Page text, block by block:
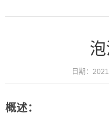
日期：
概述：